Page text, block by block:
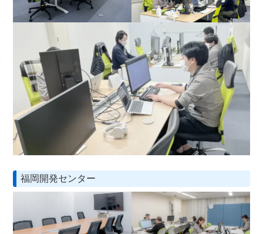
福岡開発センター